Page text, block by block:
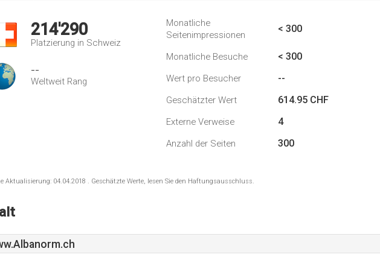
214'290
Platzierung in Schweiz
--
Weltweit Rang
Monatliche
Seitenimpressionen
< 300
Monatliche Besuche < 300
Wert pro Besucher --
Geschätzter Wert 614.95 CHF
Externe Verweise 4
Anzahl der Seiten 300
Aktualisierung: 04.04.2018 . Geschätzte Werte, lesen Sie den Haftungsausschluss.